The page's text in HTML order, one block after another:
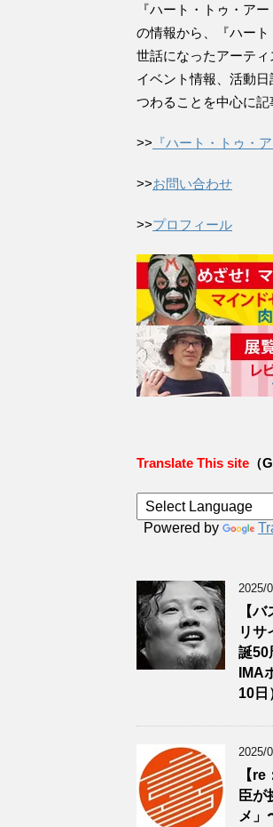
『ハート・トゥ・ア
の情報から、『ハー
世話になったアーテ
イベント情報、活動
つわることを中心に記
>> 『ハート・トゥ・
>>お問い合わせ
>>プロフィール
Translate This site （
Powered by
2025/
【
リサ
誕50
IMA
10日
2025/
【
臣が
メ」